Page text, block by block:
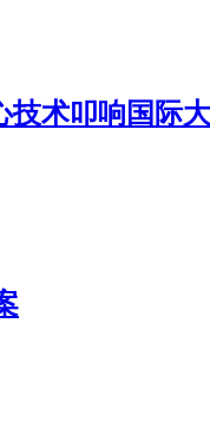
术叩响国际